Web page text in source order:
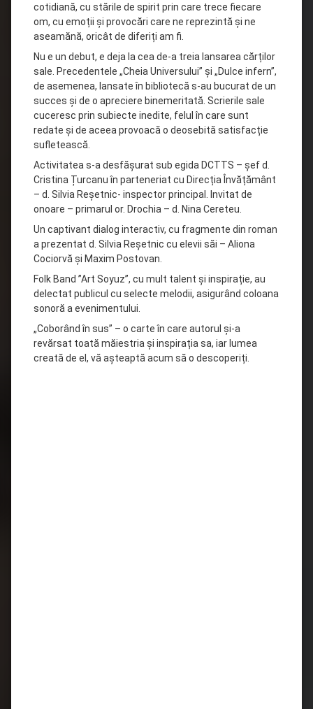
cotidiană, cu stările de spirit prin care trece fiecare
om, cu emoții și provocări care ne reprezintă și ne
aseamănă, oricât de diferiți am fi.
Nu e un debut, e deja la cea de-a treia lansarea cărților
sale. Precedentele „Cheia Universului” și „Dulce infern”,
de asemenea, lansate în bibliotecă s-au bucurat de un
succes și de o apreciere binemeritată. Scrierile sale
cuceresc prin subiecte inedite, felul în care sunt
redate și de aceea provoacă o deosebită satisfacție
sufletească.
Activitatea s-a desfășurat sub egida DCTTS – șef d.
Cristina Țurcanu în parteneriat cu Direcția Învățământ
– d. Silvia Reșetnic- inspector principal. Invitat de
onoare – primarul or. Drochia – d. Nina Cereteu.
Un captivant dialog interactiv, cu fragmente din roman
a prezentat d. Silvia Reșetnic cu elevii săi – Aliona
Cociorvă și Maxim Postovan.
Folk Band ”Art Soyuz”, cu mult talent și inspirație, au
delectat publicul cu selecte melodii, asigurând coloana
sonoră a evenimentului.
„Coborând în sus” – o carte în care autorul și-a
revărsat toată măiestria și inspirația sa, iar lumea
creată de el, vă așteaptă acum să o descoperiți.